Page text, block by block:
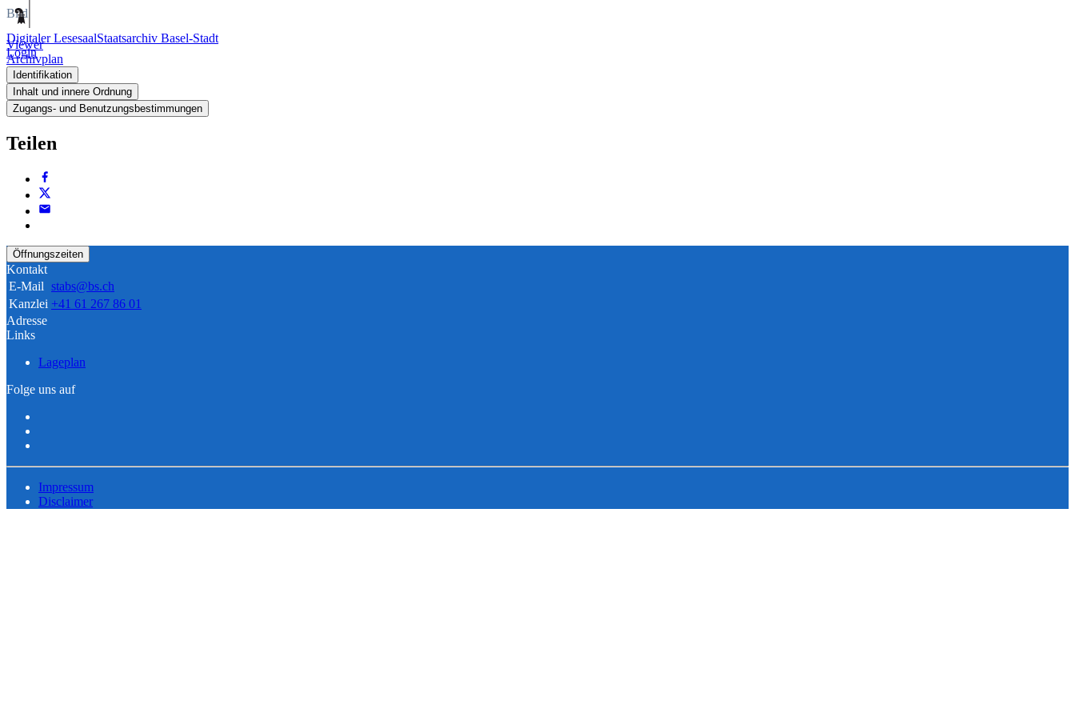
Digitaler LesesaalStaatsarchiv Basel-Stadt
Login
Bild
Viewer
Archivplan
Identifikation
Inhalt und innere Ordnung
Zugangs- und Benutzungsbestimmungen
Teilen
Öffnungszeiten
Kontakt
E-Mail stabs@bs.ch
Kanzlei +41 61 267 86 01
Adresse
Links
Lageplan
Folge uns auf
Impressum
Disclaimer